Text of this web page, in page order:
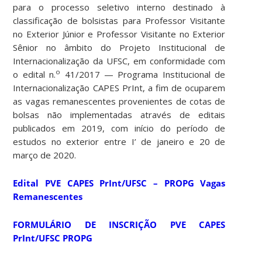
para o processo seletivo interno destinado à
classificação de bolsistas para Professor Visitante
no Exterior Júnior e Professor Visitante no Exterior
Sênior no âmbito do Projeto Institucional de
Internacionalização da UFSC, em conformidade com
o edital n.o
41/2017 — Programa Institucional de
Internacionalização CAPES PrInt, a fim de ocuparem
as vagas remanescentes provenientes de cotas de
bolsas não implementadas através de editais
publicados em 2019, com início do período de
estudos no exterior entre I’ de janeiro e 20 de
março de 2020.
Edital PVE CAPES PrInt/UFSC – PROPG Vagas
Remanescentes
FORMULÁRIO DE INSCRIÇÃO PVE CAPES
PrInt/UFSC PROPG